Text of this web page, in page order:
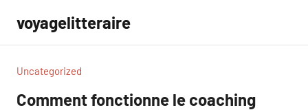
contenu
voyagelitteraire
Uncategorized
Comment fonctionne le coaching